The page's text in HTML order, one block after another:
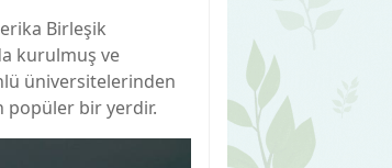
Birleşik
kurulmuş ve
üniversitelerinden
popüler bir yerdir.